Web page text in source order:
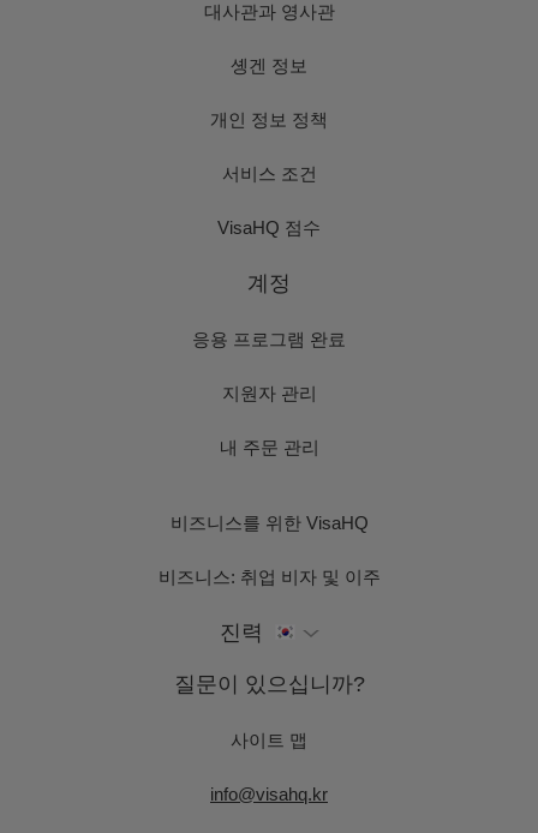
대사관과 영사관
솅겐 정보
개인 정보 정책
서비스 조건
VisaHQ 점수
계정
응용 프로그램 완료
지원자 관리
내 주문 관리
비즈니스를 위한 VisaHQ
비즈니스: 취업 비자 및 이주
진력
질문이 있으십니까?
사이트 맵
info@visahq.kr